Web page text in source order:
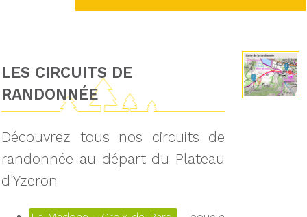
LES CIRCUITS DE
RANDONNÉE
Découvrez tous nos circuits de
randonnée au départ du Plateau
d'Yzeron